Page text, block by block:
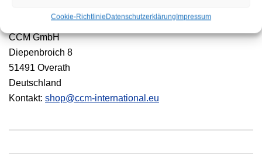
Cookie-RichtlinieDatenschutzerklärungImpressum
CCM GmbH
Diepenbroich 8
51491 Overath
Deutschland
Kontakt: shop@ccm-international.eu